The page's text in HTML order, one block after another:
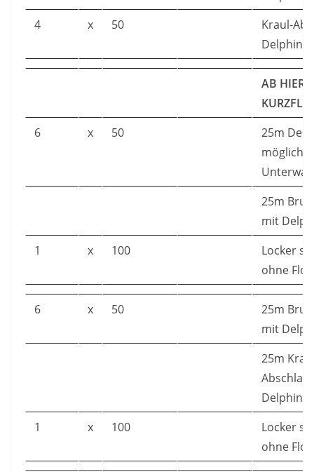
4
x 50
Kraul-
Delphin-
AB HIER
6
x 50
25m
möglichst
25m
mit
1
x 100
Locker
ohne
6 x 50
25m
mit
25m
Abschlag
Delphin-
1
x 100
Locker
ohne